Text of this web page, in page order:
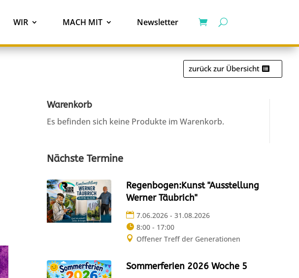
WIR MACH MIT Newsletter
zurück zur Übersicht
Warenkorb
Es befinden sich keine Produkte im Warenkorb.
Nächste Termine
Regenbogen:Kunst "Ausstellung
Werner Täubrich"
7.06.2026 - 31.08.2026
8:00 - 17:00
Offener Treff der Generationen
Sommerferien 2026 Woche 5